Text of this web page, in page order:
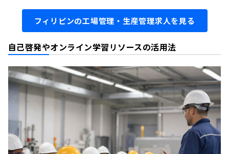
フィリピンの工場管理・生産管理求人を見る
自己啓発やオンライン学習リソースの活用法